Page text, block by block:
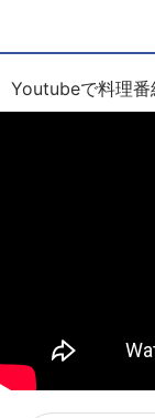
Youtubeで料理番